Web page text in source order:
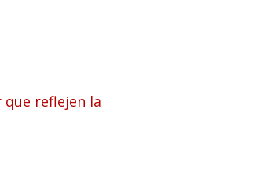
que reflejen la